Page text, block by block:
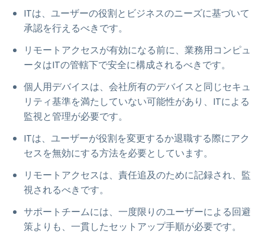
ITは、ユーザーの役割とビジネスのニーズに基づいて
承認を行えるべきです。
リモートアクセスが有効になる前に、業務用コンピュ
ータはITの管轄下で安全に構成されるべきです。
個人用デバイスは、会社所有のデバイスと同じセキュ
リティ基準を満たしていない可能性があり、ITによる
監視と管理が必要です。
ITは、ユーザーが役割を変更するか退職する際にアク
セスを無効にする方法を必要としています。
リモートアクセスは、責任追及のために記録され、監
視されるべきです。
サポートチームには、一度限りのユーザーによる回避
策よりも、一貫したセットアップ手順が必要です。